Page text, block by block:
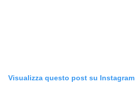
Visualizza questo post su Instagram